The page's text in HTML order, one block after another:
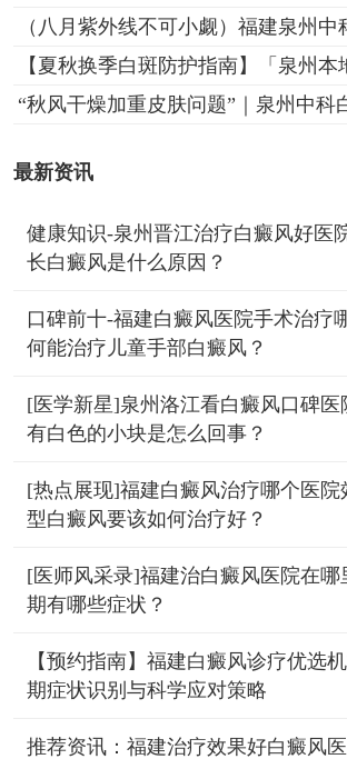
（八月紫外线不可小觑）福建泉州中
【夏秋换季白斑防护指南】「泉州本
“秋风干燥加重皮肤问题”｜泉州中科
最新资讯
健康知识-泉州晋江治疗白癜风好医
长白癜风是什么原因？
口碑前十-福建白癜风医院手术治疗
何能治疗儿童手部白癜风？
[医学新星]泉州洛江看白癜风口碑医
有白色的小块是怎么回事？
[热点展现]福建白癜风治疗哪个医院
型白癜风要该如何治疗好？
[医师风采录]福建治白癜风医院在哪
期有哪些症状？
【预约指南】福建白癜风诊疗优选
期症状识别与科学应对策略
推荐资讯：福建治疗效果好白癜风